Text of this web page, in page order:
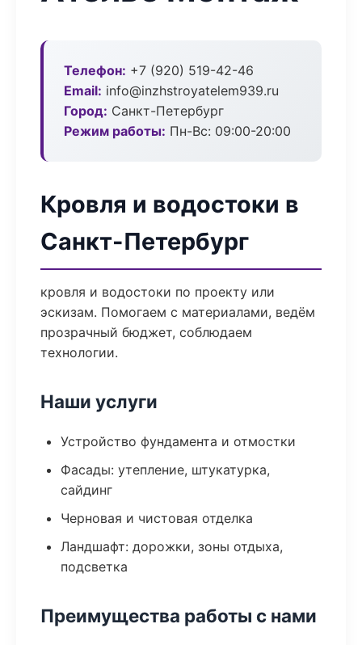
Телефон: +7 (920) 519-42-46
Email: info@inzhstroyatelem939.ru
Город: Санкт-Петербург
Режим работы: Пн-Вс: 09:00-20:00
Кровля и водостоки в
Санкт-Петербург
кровля и водостоки по проекту или
эскизам. Помогаем с материалами, ведём
прозрачный бюджет, соблюдаем
технологии.
Наши услуги
Устройство фундамента и отмостки
Фасады: утепление, штукатурка,
сайдинг
Черновая и чистовая отделка
Ландшафт: дорожки, зоны отдыха,
подсветка
Преимущества работы с нами